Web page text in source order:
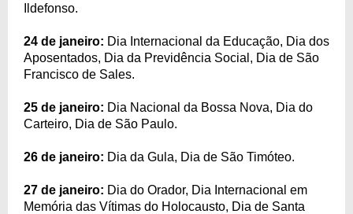
Ildefonso.
24 de janeiro: Dia Internacional da Educação, Dia dos
Aposentados, Dia da Previdência Social, Dia de São
Francisco de Sales.
25 de janeiro: Dia Nacional da Bossa Nova, Dia do
Carteiro, Dia de São Paulo.
26 de janeiro: Dia da Gula, Dia de São Timóteo.
27 de janeiro: Dia do Orador, Dia Internacional em
Memória das Vítimas do Holocausto, Dia de Santa